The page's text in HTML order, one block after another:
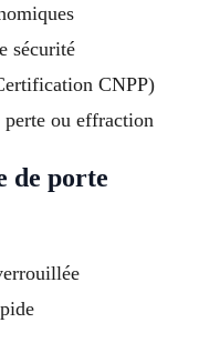
sécurité
CNPP)
ou effraction
de porte